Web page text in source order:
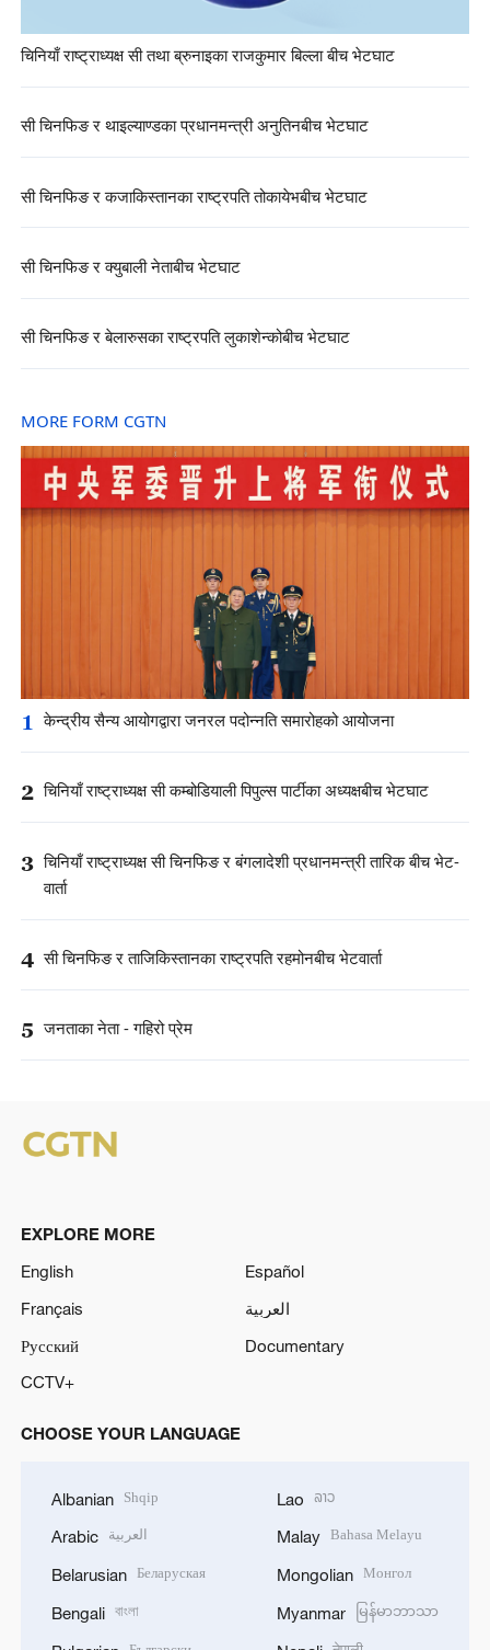
चिनियाँ राष्ट्राध्यक्ष सी तथा ब्रुनाइका राजकुमार बिल्ला बीच भेटघाट
सी चिनफिङ र थाइल्याण्डका प्रधानमन्त्री अनुतिनबीच भेटघाट
सी चिनफिङ र कजाकिस्तानका राष्ट्रपति तोकायेभबीच भेटघाट
सी चिनफिङ र क्युबाली नेताबीच भेटघाट
सी चिनफिङ र बेलारुसका राष्ट्रपति लुकाशेन्कोबीच भेटघाट
MORE FORM CGTN
1 केन्द्रीय सैन्य आयोगद्वारा जनरल पदोन्नति समारोहको आयोजना
2 चिनियाँ राष्ट्राध्यक्ष सी कम्बोडियाली पिपुल्स पार्टीका अध्यक्षबीच भेटघाट
3 चिनियाँ राष्ट्राध्यक्ष सी चिनफिङ र बंगलादेशी प्रधानमन्त्री तारिक बीच भेट-
वार्ता
4 सी चिनफिङ र ताजिकिस्तानका राष्ट्रपति रहमोनबीच भेटवार्ता
5 जनताका नेता - गहिरो प्रेम
EXPLORE MORE
English
Español
Français
العربية
Русский
Documentary
CCTV+
CHOOSE YOUR LANGUAGE
Albanian Shqip
Arabic العربية
Belarusian Беларуская
Bengali বাংলা
Lao ລາວ
Malay Bahasa Melayu
Mongolian Монгол
Myanmar မြန်မာဘာသာ